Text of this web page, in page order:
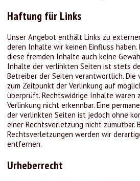
Haftung für Links
Unser Angebot enthält Links zu
deren Inhalte wir keinen Einfluss
diese fremden Inhalte auch keine
Inhalte der verlinkten Seiten ist stets
Betreiber der Seiten verantwortlich. Die
zum Zeitpunkt der Verlinkung auf
überprüft. Rechtswidrige Inhalte waren
Verlinkung nicht erkennbar. Eine
der verlinkten Seiten ist jedoch ohne
einer Rechtsverletzung nicht zumutbar.
Rechtsverletzungen werden wir
entfernen.
Urheberrecht